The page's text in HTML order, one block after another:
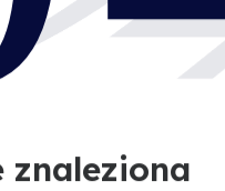
znaleziona